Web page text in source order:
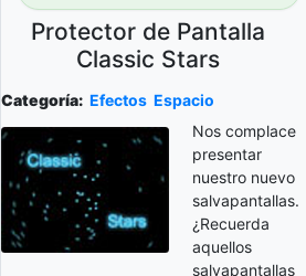
Protector de Pantalla
Classic Stars
Categoría: Efectos Espacio
Nos complace
presentar
nuestro nuevo
salvapantallas.
¿Recuerda
aquellos
salvapantallas